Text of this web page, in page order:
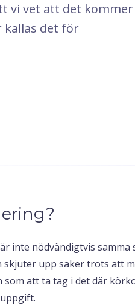
vi vet att det kommer
kallas det för
inte nödvändigtvis
upp saker trots att
som att ta tag i det där